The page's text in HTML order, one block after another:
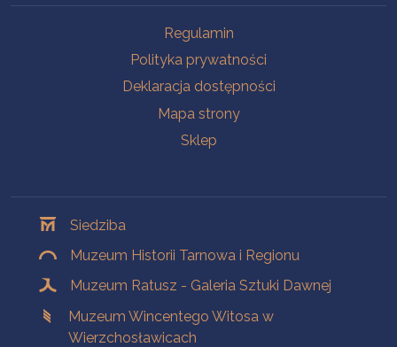
Regulamin
Polityka prywatności
Deklaracja dostępności
Mapa strony
Sklep
Siedziba
Muzeum Historii Tarnowa i Regionu
Muzeum Ratusz - Galeria Sztuki Dawnej
Muzeum Wincentego Witosa w
Wierzchosławicach